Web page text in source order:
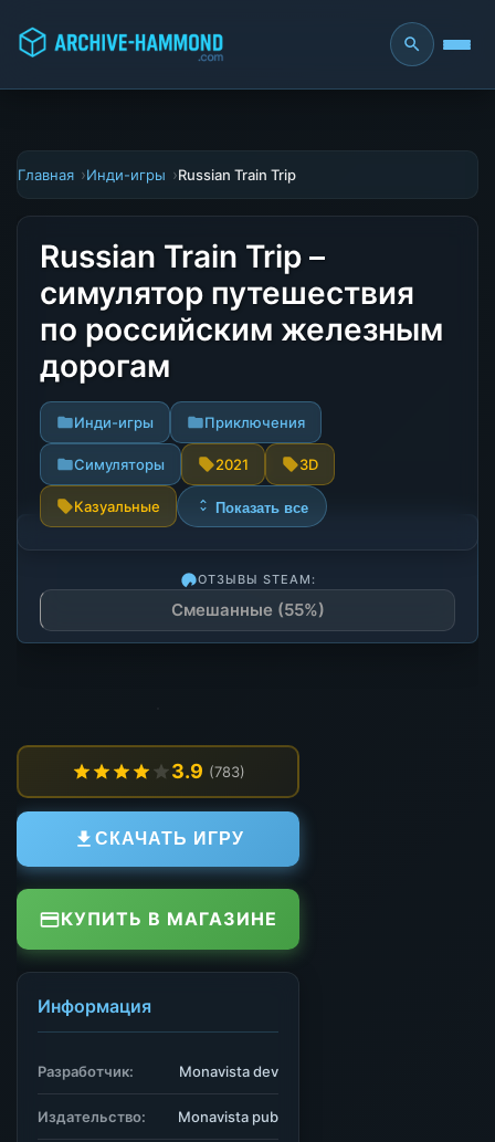
Главная Инди-игры Russian Train Trip
Russian Train Trip –
симулятор путешествия
по российским железным
дорогам
Инди-игры Приключения
Симуляторы 2021 3D
Казуальные Показать все
ОТЗЫВЫ STEAM:
Смешанные (55%)
3.9 (783)
СКАЧАТЬ ИГРУ
КУПИТЬ В МАГАЗИНЕ
Информация
Разработчик: Monavista dev
Издательство: Monavista pub